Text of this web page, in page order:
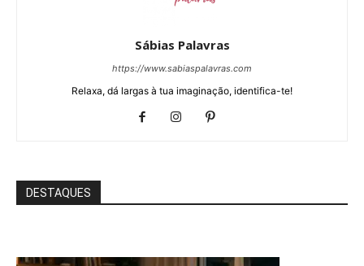
Sábias Palavras
https://www.sabiaspalavras.com
Relaxa, dá largas à tua imaginação, identifica-te!
DESTAQUES